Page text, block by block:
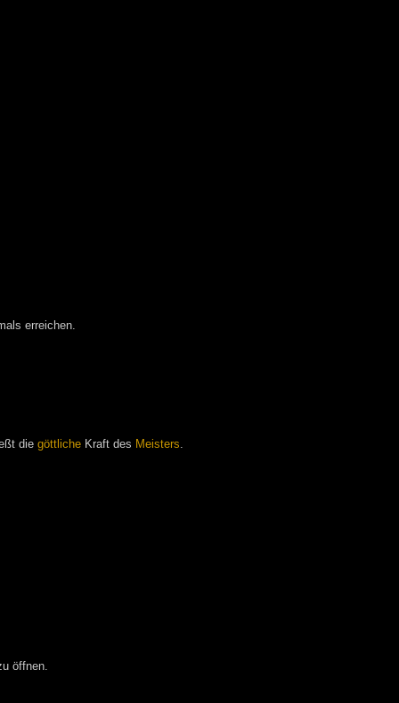
erreichen.
diegöttliche Kraft des Meisters.
öffnen.